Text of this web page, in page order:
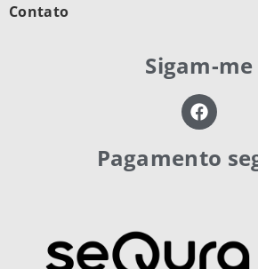
Contato
Sigam-me
Pagamento